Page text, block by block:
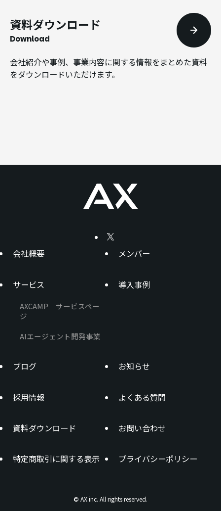
資料ダウンロード
Download
会社紹介や事例、事業内容に関する情報をまとめた資料
をダウンロードいただけます。
会社概要 メンバー
サービス
AXCAMP サービスペー
ジ
AIエージェント開発事業
導入事例
ブログ お知らせ
採用情報 よくある質問
資料ダウンロード お問い合わせ
特定商取引に関する表示 プライバシーポリシー
© AX inc. All rights reserved.